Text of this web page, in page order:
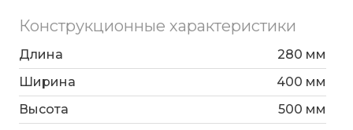
Конструкционные характеристики
Длина
280 мм
Ширина
400 мм
Высота
500 мм